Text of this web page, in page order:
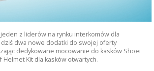
jeden z liderów na rynku interkomów dla
dziś dwa nowe dodatki do swojej oferty
dedykowane mocowanie do kasków Shoei
Kit dla kasków otwartych.